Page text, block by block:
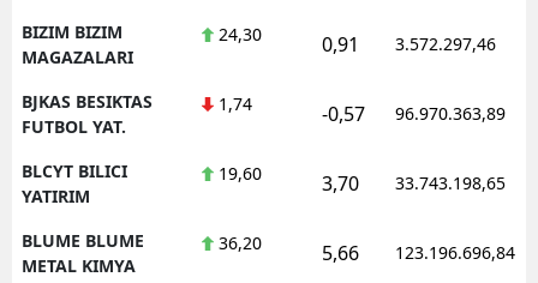
BIZIM BIZIM
MAGAZALARI
24,30 0,91 3.572.297,46
BJKAS BESIKTAS
FUTBOL YAT.
1,74 -0,57 96.970.363,89
BLCYT BILICI
YATIRIM
19,60 3,70 33.743.198,65
BLUME BLUME
METAL KIMYA
36,20 5,66 123.196.696,84